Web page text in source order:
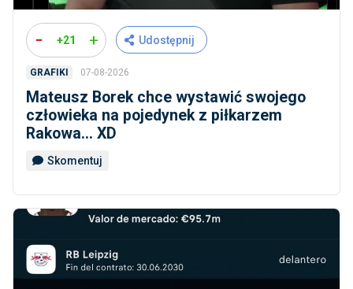
- +21 + Udostępnij
GRAFIKI 07-08-2026
Mateusz Borek chce wystawić swojego
człowieka na pojedynek z piłkarzem
Rakowa... XD
Skomentuj